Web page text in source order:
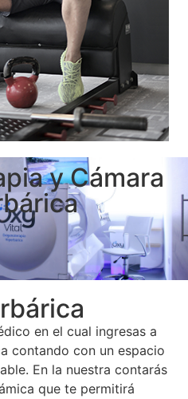
y Cámara
en el cual ingresas a
contando con un espacio
En la nuestra contarás
que te permitirá